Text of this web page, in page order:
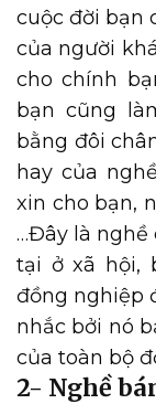
cuộc đời bạn
của người
cho chính
bạn cũng
bằng đôi
hay của
xin cho bạn,
…Đây là nghề
tại ở xã hội,
đồng nghiệp
nhắc bởi nó
của toàn bộ
2- Nghề